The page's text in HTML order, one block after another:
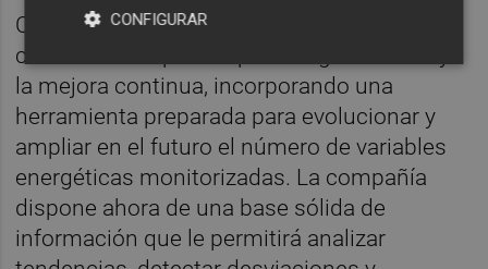
Con esta implantación, Equipe Cerámicas
consolida su apuesta por la digitalización y
la mejora continua, incorporando una
herramienta preparada para evolucionar y
ampliar en el futuro el número de variables
energéticas monitorizadas. La compañía
dispone ahora de una base sólida de
información que le permitirá analizar
CONFIGURAR